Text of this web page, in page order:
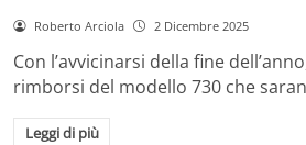
Roberto Arciola 2 Dicembre 2025
Con l’avvicinarsi della fine
rimborsi del modello 730 che
Leggi di più